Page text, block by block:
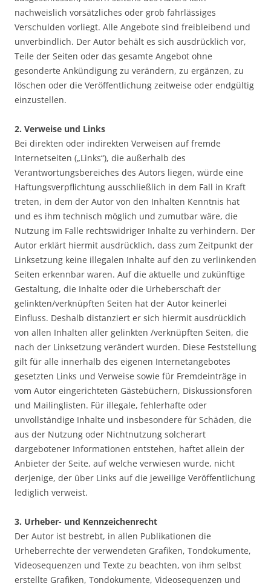
nachweislich vorsätzliches oder grob fahrlässiges
Verschulden vorliegt. Alle Angebote sind freibleibend und
unverbindlich. Der Autor behält es sich ausdrücklich vor,
Teile der Seiten oder das gesamte Angebot ohne
gesonderte Ankündigung zu verändern, zu ergänzen, zu
löschen oder die Veröffentlichung zeitweise oder endgültig
einzustellen.
2. Verweise und Links
Bei direkten oder indirekten Verweisen auf fremde
Internetseiten („Links“), die außerhalb des
Verantwortungsbereiches des Autors liegen, würde eine
Haftungsverpflichtung ausschließlich in dem Fall in Kraft
treten, in dem der Autor von den Inhalten Kenntnis hat
und es ihm technisch möglich und zumutbar wäre, die
Nutzung im Falle rechtswidriger Inhalte zu verhindern. Der
Autor erklärt hiermit ausdrücklich, dass zum Zeitpunkt der
Linksetzung keine illegalen Inhalte auf den zu verlinkenden
Seiten erkennbar waren. Auf die aktuelle und zukünftige
Gestaltung, die Inhalte oder die Urheberschaft der
gelinkten/verknüpften Seiten hat der Autor keinerlei
Einfluss. Deshalb distanziert er sich hiermit ausdrücklich
von allen Inhalten aller gelinkten /verknüpften Seiten, die
nach der Linksetzung verändert wurden. Diese Feststellung
gilt für alle innerhalb des eigenen Internetangebotes
gesetzten Links und Verweise sowie für Fremdeinträge in
vom Autor eingerichteten Gästebüchern, Diskussionsforen
und Mailinglisten. Für illegale, fehlerhafte oder
unvollständige Inhalte und insbesondere für Schäden, die
aus der Nutzung oder Nichtnutzung solcherart
dargebotener Informationen entstehen, haftet allein der
Anbieter der Seite, auf welche verwiesen wurde, nicht
derjenige, der über Links auf die jeweilige Veröffentlichung
lediglich verweist.
3. Urheber- und Kennzeichenrecht
Der Autor ist bestrebt, in allen Publikationen die
Urheberrechte der verwendeten Grafiken, Tondokumente,
Videosequenzen und Texte zu beachten, von ihm selbst
erstellte Grafiken, Tondokumente, Videosequenzen und